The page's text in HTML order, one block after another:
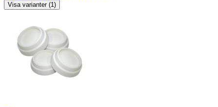
Visa varianter (1)